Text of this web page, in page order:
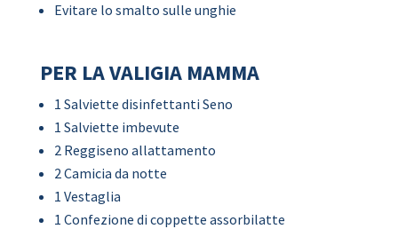
Evitare lo smalto sulle unghie
PER LA VALIGIA MAMMA
1 Salviette disinfettanti Seno
1 Salviette imbevute
2 Reggiseno allattamento
2 Camicia da notte
1 Vestaglia
1 Confezione di coppette assorbilatte